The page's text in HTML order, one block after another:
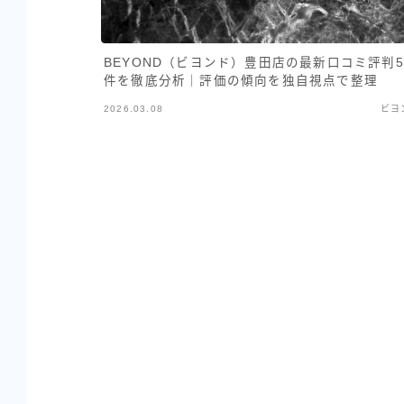
BEYOND（ビヨンド）豊田店の最新口コミ評判
件を徹底分析｜評価の傾向を独自視点で整理
2026.03.08 ビヨ